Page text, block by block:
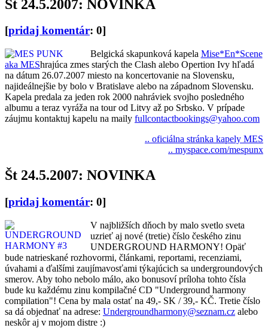
Št 24.5.2007: NOVINKA
[pridaj komentár: 0]
Belgická skapunková kapela Mise*En*Scene
aka MEShrajúca zmes starých the Clash alebo Opertion Ivy hľadá
na dátum 26.07.2007 miesto na koncertovanie na Slovensku,
najideálnejšie by bolo v Bratislave alebo na západnom Slovensku.
Kapela predala za jeden rok 2000 nahráviek svojho posledného
albumu a teraz vyráža na tour od Litvy až po Srbsko. V prípade
záujmu kontaktuj kapelu na maily fullcontactbookings@yahoo.com
.. oficiálna stránka kapely MES
.. myspace.com/mespunx
Št 24.5.2007: NOVINKA
[pridaj komentár: 0]
V najbližších dňoch by malo svetlo sveta
uzrieť aj nové (tretie) číslo českého zinu
UNDERGROUND HARMONY! Opäť
bude natrieskané rozhovormi, článkami, reportami, recenziami,
úvahami a ďalšími zaujímavosťami týkajúcich sa undergroundových
smerov. Aby toho nebolo málo, ako bonusoví príloha tohto čísla
bude ku každému zinu kompilačné CD "Underground harmony
compilation"! Cena by mala ostať na 49,- SK / 39,- KČ. Tretie číslo
sa dá objednať na adrese: Undergroundharmony@seznam.cz alebo
neskôr aj v mojom distre :)